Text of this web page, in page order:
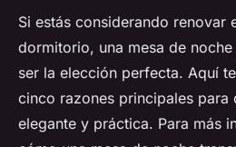
Si estás considerando renovar
dormitorio, una mesa de
ser la elección perfecta. Aquí
cinco razones principales
elegante y práctica. Para más